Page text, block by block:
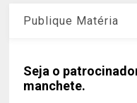
Publique Matéria
Seja o
manchete.